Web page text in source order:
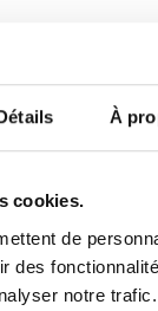
À
cookies.
de
des
notre